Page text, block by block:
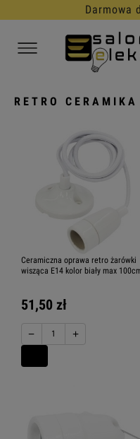
Darmowa
RETRO
Ceramiczna oprawa retro żarówki
wisząca E14 kolor biały max
51,50 zł
− +